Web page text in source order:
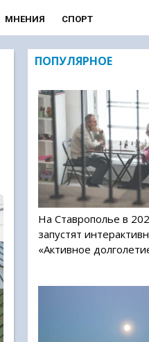
МНЕНИЯ СПОРТ
ПОПУЛЯРНОЕ
На Ставрополье в
запустят
«Активное